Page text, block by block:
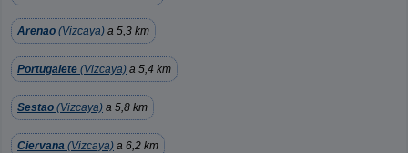
Arenao (Vizcaya) a 5,3 km
Portugalete (Vizcaya) a 5,4 km
Sestao (Vizcaya) a 5,8 km
Ciervana (Vizcaya) a 6,2 km